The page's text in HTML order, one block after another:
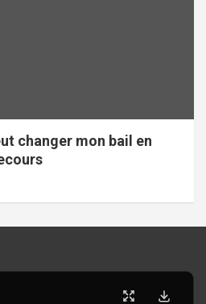
changer mon bail en